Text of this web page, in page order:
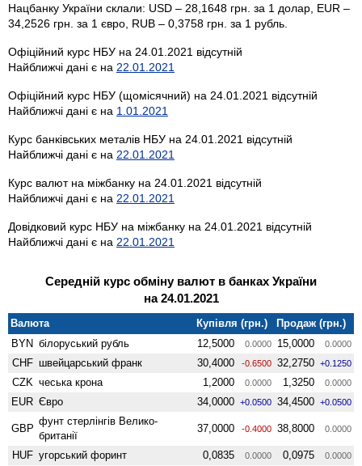
Нацбанку України склали: USD – 28,1648 грн. за 1 долар, EUR –
34,2526 грн. за 1 євро, RUB – 0,3758 грн. за 1 рубль.
Офіційний курс НБУ на 24.01.2021 відсутній
Найближчі дані є на 22.01.2021
Офіційний курс НБУ (щомісячний) на 24.01.2021 відсутній
Найближчі дані є на 1.01.2021
Курс банківських металів НБУ на 24.01.2021 відсутній
Найближчі дані є на 22.01.2021
Курс валют на міжбанку на 24.01.2021 відсутній
Найближчі дані є на 22.01.2021
Довідковий курс НБУ на міжбанку на 24.01.2021 відсутній
Найближчі дані є на 22.01.2021
Середній курс обміну валют в банках України
на 24.01.2021
Валюта Купівля (грн.)
Продаж (грн.)
BYN білоруський рубль 12,5000 0.0000 15,0000 0.0000
CHF швейцарський франк 30,4000 -0.6500 32,2750 +0.1250
CZK чеська крона 1,2000 0.0000 1,3250 0.0000
EUR Євро 34,0000 +0.0500 34,4500 +0.0500
GBP
фунт стерлінгів Велико­
британії
37,0000 -0.4000 38,8000 0.0000
HUF угорський форинт 0,0835 0.0000 0,0975 0.0000